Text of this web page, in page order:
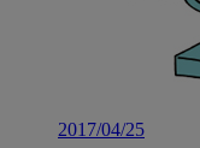
2017/04/25